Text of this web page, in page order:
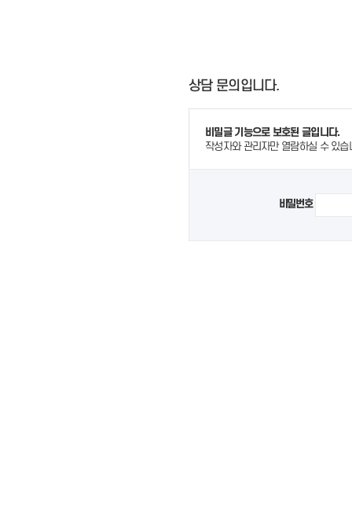
상담 문의입니다.
비밀글 기능으로 보호된 글입니다.
작성자와 관리자만 열람하실 수 있
비밀번호